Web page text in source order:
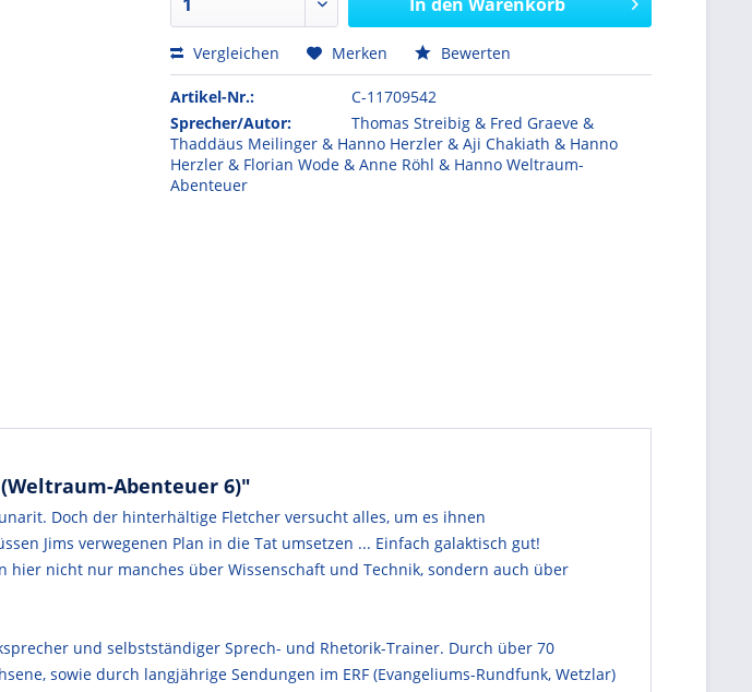
Vergleichen Merken Bewerten
Artikel-Nr.:
C-11709542
Sprecher/Autor:
Thomas Streibig & Fred Graeve &
Thaddäus Meilinger & Hanno Herzler & Aji Chakiath & Hanno
Herzler & Florian Wode & Anne Röhl & Hanno Weltraum-
Abenteuer
Abenteuer 6)"
Doch der hinterhältige Fletcher versucht alles, um es ihnen
Jims verwegenen Plan in die Tat umsetzen ... Einfach galaktisch gut!
nicht nur manches über Wissenschaft und Technik, sondern auch über
und selbstständiger Sprech- und Rhetorik-Trainer. Durch über 70
sowie durch langjährige Sendungen im ERF (Evangeliums-Rundfunk, Wetzlar)